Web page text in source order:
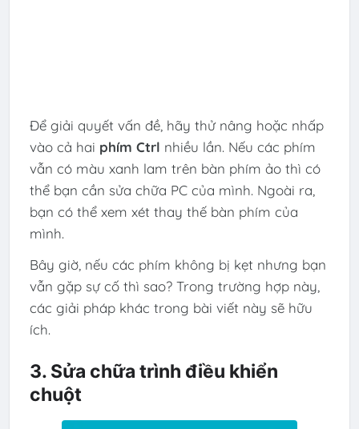
Để giải quyết vấn đề, hãy thử nâng hoặc nhấp
vào cả hai phím Ctrl nhiều lần. Nếu các phím
vẫn có màu xanh lam trên bàn phím ảo thì có
thể bạn cần sửa chữa PC của mình. Ngoài ra,
bạn có thể xem xét thay thế bàn phím của
mình.
Bây giờ, nếu các phím không bị kẹt nhưng bạn
vẫn gặp sự cố thì sao? Trong trường hợp này,
các giải pháp khác trong bài viết này sẽ hữu
ích.
3. Sửa chữa trình điều khiển
chuột